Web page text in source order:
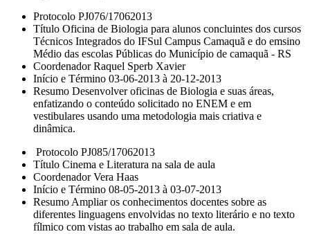
Protocolo PJ076/17062013
Título Oficina de Biologia para alunos concluintes dos cursos
Técnicos Integrados do IFSul Campus Camaquã e do emsino
Médio das escolas Públicas do Município de camaquã - RS
Coordenador Raquel Sperb Xavier
Início e Término 03-06-2013 à 20-12-2013
Resumo Desenvolver oficinas de Biologia e suas áreas,
enfatizando o conteúdo solicitado no ENEM e em
vestibulares usando uma metodologia mais criativa e
dinâmica.
Protocolo PJ085/17062013
Título Cinema e Literatura na sala de aula
Coordenador Vera Haas
Início e Término 08-05-2013 à 03-07-2013
Resumo Ampliar os conhecimentos docentes sobre as
diferentes linguagens envolvidas no texto literário e no texto
fílmico com vistas ao trabalho em sala de aula.